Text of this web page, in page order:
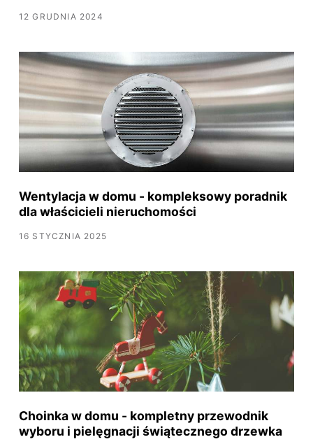
12 GRUDNIA 2024
Wentylacja w domu - kompleksowy poradnik
dla właścicieli nieruchomości
16 STYCZNIA 2025
Choinka w domu - kompletny przewodnik
wyboru i pielęgnacji świątecznego drzewka